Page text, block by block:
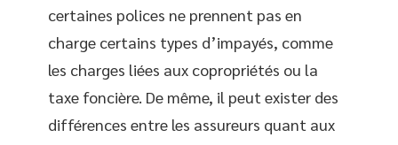
certaines polices ne prennent pas en
charge certains types d’impayés, comme
les charges liées aux copropriétés ou la
taxe foncière. De même, il peut exister des
différences entre les assureurs quant aux